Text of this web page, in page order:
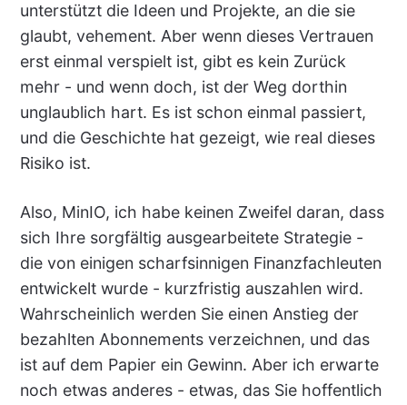
unterstützt die Ideen und Projekte, an die sie
glaubt, vehement. Aber wenn dieses Vertrauen
erst einmal verspielt ist, gibt es kein Zurück
mehr - und wenn doch, ist der Weg dorthin
unglaublich hart. Es ist schon einmal passiert,
und die Geschichte hat gezeigt, wie real dieses
Risiko ist.
Also, MinIO, ich habe keinen Zweifel daran, dass
sich Ihre sorgfältig ausgearbeitete Strategie -
die von einigen scharfsinnigen Finanzfachleuten
entwickelt wurde - kurzfristig auszahlen wird.
Wahrscheinlich werden Sie einen Anstieg der
bezahlten Abonnements verzeichnen, und das
ist auf dem Papier ein Gewinn. Aber ich erwarte
noch etwas anderes - etwas, das Sie hoffentlich